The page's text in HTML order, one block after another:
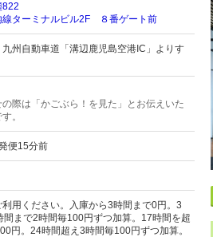
822
線ターミナルビル2F ８番ゲート前
州自動車道「溝辺鹿児島空港IC」よりす
際は「かごぶら！を見た」とお伝えいた
。
便15分前
用ください。入庫から3時間まで0円。3
間まで2時間毎100円ずつ加算。17時間を超
円。24時間超え3時間毎100円ずつ加算。